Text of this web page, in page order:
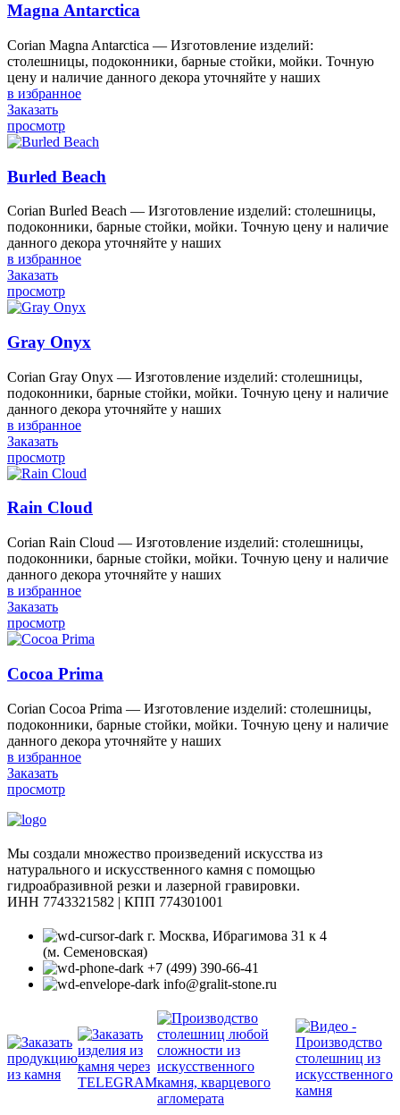
Magna Antarctica
Corian Magna Antarctica — Изготовление изделий:
столешницы, подоконники, барные стойки, мойки. Точную
цену и наличие данного декора уточняйте у наших
в избранное
Заказать
просмотр
Burled Beach
Corian Burled Beach — Изготовление изделий: столешницы,
подоконники, барные стойки, мойки. Точную цену и наличие
данного декора уточняйте у наших
в избранное
Заказать
просмотр
Gray Onyx
Corian Gray Onyx — Изготовление изделий: столешницы,
подоконники, барные стойки, мойки. Точную цену и наличие
данного декора уточняйте у наших
в избранное
Заказать
просмотр
Rain Cloud
Corian Rain Cloud — Изготовление изделий: столешницы,
подоконники, барные стойки, мойки. Точную цену и наличие
данного декора уточняйте у наших
в избранное
Заказать
просмотр
Cocoa Prima
Corian Cocoa Prima — Изготовление изделий: столешницы,
подоконники, барные стойки, мойки. Точную цену и наличие
данного декора уточняйте у наших
в избранное
Заказать
просмотр
Мы создали множество произведений искусства из
натурального и искусственного камня с помощью
гидроабразивной резки и лазерной гравировки.
ИНН 7743321582 | КПП 774301001
г. Москва, Ибрагимова 31 к 4
(м. Семеновская)
+7 (499) 390-66-41
info@gralit-stone.ru